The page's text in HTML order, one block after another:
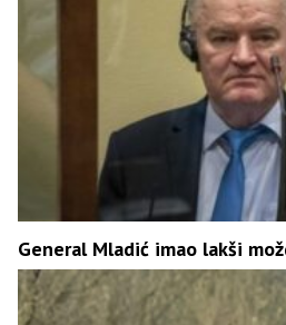
General Mladić imao lakši